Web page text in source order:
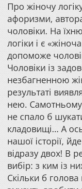
Про жіночу
афоризми,
чоловіки. На
логіки і є
допоможе
Чоловіки із
незбагненною
результаті
нею. Самотньому
не спало б
кладовищі… А
нашої історії,
відразу двох! В
вибір: з ким із
Скільки б